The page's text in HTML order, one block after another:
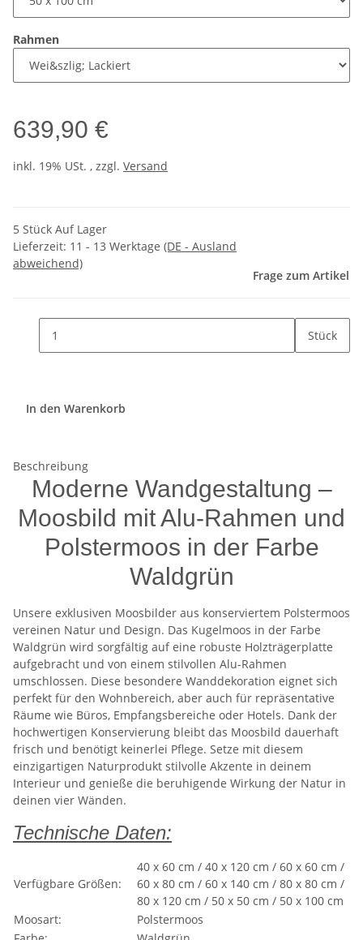
Rahmen
639,90 €
inkl. 19% USt. , zzgl. Versand
5 Stück Auf Lager
Lieferzeit: 11 - 13 Werktage (DE - Ausland
abweichend)
Frage zum Artikel
Stück
In den Warenkorb
Beschreibung
Moderne Wandgestaltung –
Moosbild mit Alu-Rahmen und
Polstermoos in der Farbe
Waldgrün
Unsere exklusiven Moosbilder aus konserviertem Polstermoos
vereinen Natur und Design. Das Kugelmoos in der Farbe
Waldgrün wird sorgfältig auf eine robuste Holzträgerplatte
aufgebracht und von einem stilvollen Alu-Rahmen
umschlossen. Diese besondere Wanddekoration eignet sich
perfekt für den Wohnbereich, aber auch für repräsentative
Räume wie Büros, Empfangsbereiche oder Hotels. Dank der
hochwertigen Konservierung bleibt das Moosbild dauerhaft
frisch und benötigt keinerlei Pflege. Setze mit diesem
einzigartigen Naturprodukt stilvolle Akzente in deinem
Interieur und genieße die beruhigende Wirkung der Natur in
deinen vier Wänden.
Technische Daten:
Verfügbare Größen:
40 x 60 cm / 40 x 120 cm / 60 x 60 cm /
60 x 80 cm / 60 x 140 cm / 80 x 80 cm /
80 x 120 cm / 50 x 50 cm / 50 x 100 cm
Moosart:
Polstermoos